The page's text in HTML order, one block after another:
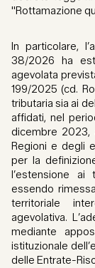
"Rottamazione
In particolare,
38/2026 ha
agevolata
199/2025 (cd.
tributaria sia ai
affidati, nel
dicembre 2023,
Regioni e degli
per la
l’estensione ai
essendo
territoriale
agevolativa.
mediante
istituzionale
delle Entrate-